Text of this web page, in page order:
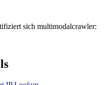
sich multimodalcrawler: